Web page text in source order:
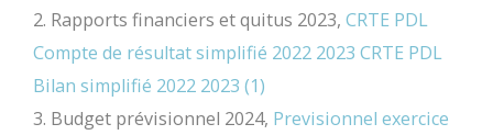
2. Rapports financiers et quitus 2023, CRTE PDL
Compte de résultat simplifié 2022 2023 CRTE PDL
Bilan simplifié 2022 2023 (1)
3. Budget prévisionnel 2024, Previsionnel exercice